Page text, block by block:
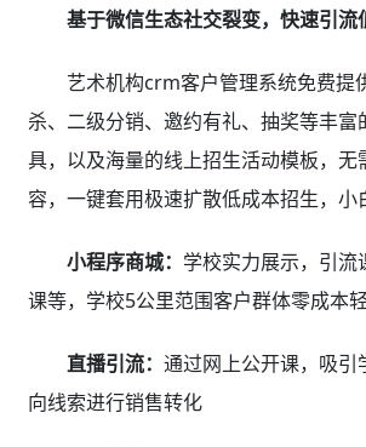
基于微信生态社交裂变，快速引流
艺术机构crm客户管理系统免费提
杀、二级分销、邀约有礼、抽奖等丰富
具，以及海量的线上招生活动模板，无
容，一键套用极速扩散低成本招生，小
小程序商城： 学校实力展示，引流
课等，学校5公里范围客户群体零成本
直播引流： 通过网上公开课，吸引
向线索进行销售转化